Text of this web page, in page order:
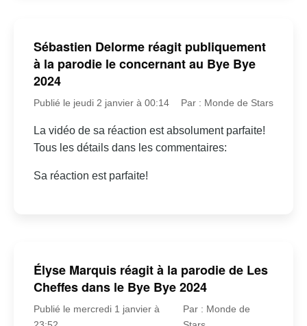
Sébastien Delorme réagit publiquement
à la parodie le concernant au Bye Bye
2024
Publié le jeudi 2 janvier à 00:14 Par : Monde de Stars
La vidéo de sa réaction est absolument parfaite!
Tous les détails dans les commentaires:
Sa réaction est parfaite!
Élyse Marquis réagit à la parodie de Les
Cheffes dans le Bye Bye 2024
Publié le mercredi 1 janvier à
Par : Monde de